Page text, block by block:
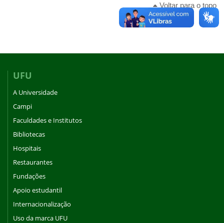
Voltar para o topo
UFU
A Universidade
Campi
Faculdades e Institutos
Bibliotecas
Hospitais
Restaurantes
Fundações
Apoio estudantil
Internacionalização
Uso da marca UFU